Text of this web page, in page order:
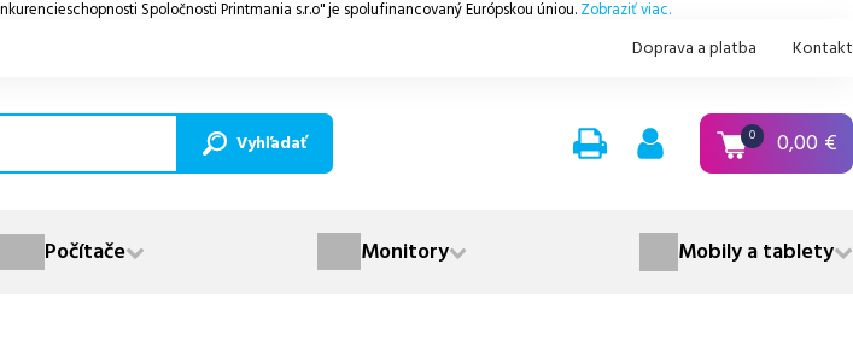
Spoločnosti Printmania s.r.o" je spolufinancovaný Európskou úniou. Zobraziť viac.
Doprava a platba Kontakt
Vyhľadať 0 0,00 €
Počítače Monitory Mobily a tablety